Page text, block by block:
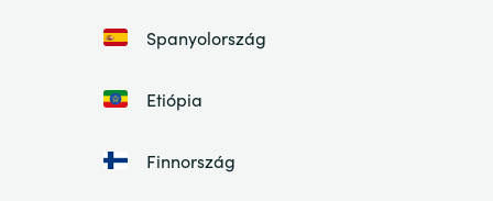
Spanyolország
Etiópia
Finnország